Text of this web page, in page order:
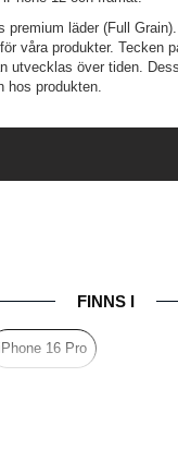
premium läder (Full
våra produkter. Tecken
utvecklas över tiden.
hos produkten.
FINNS I
iPhone 16 Pro